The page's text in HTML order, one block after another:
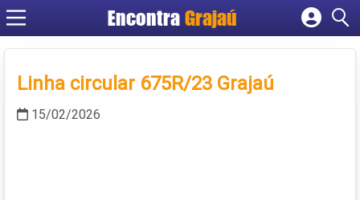
Encontra Grajaú
Cadastrar empresa
Criar conta
Linha circular 675R/23 Grajaú
15/02/2026